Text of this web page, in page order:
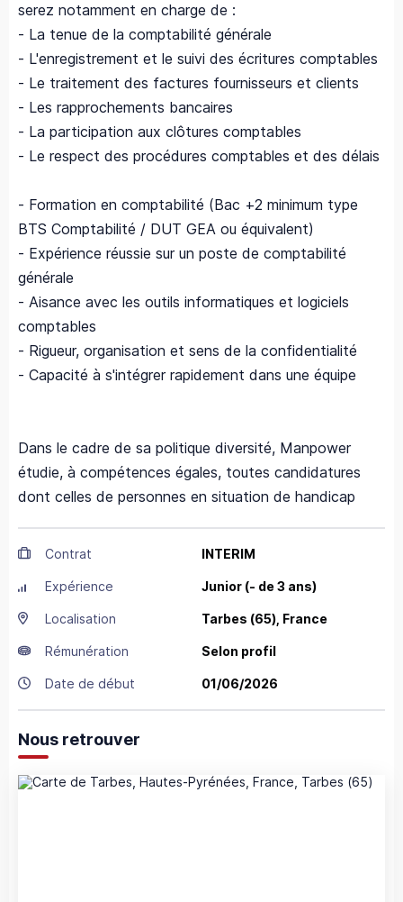
serez notamment en charge de :
- La tenue de la comptabilité générale
- L'enregistrement et le suivi des écritures comptables
- Le traitement des factures fournisseurs et clients
- Les rapprochements bancaires
- La participation aux clôtures comptables
- Le respect des procédures comptables et des délais
- Formation en comptabilité (Bac +2 minimum type
BTS Comptabilité / DUT GEA ou équivalent)
- Expérience réussie sur un poste de comptabilité
générale
- Aisance avec les outils informatiques et logiciels
comptables
- Rigueur, organisation et sens de la confidentialité
- Capacité à s'intégrer rapidement dans une équipe
Dans le cadre de sa politique diversité, Manpower
étudie, à compétences égales, toutes candidatures
dont celles de personnes en situation de handicap
Contrat INTERIM
Expérience Junior (- de 3 ans)
Localisation Tarbes (65), France
Rémunération Selon profil
Date de début 01/06/2026
Nous retrouver